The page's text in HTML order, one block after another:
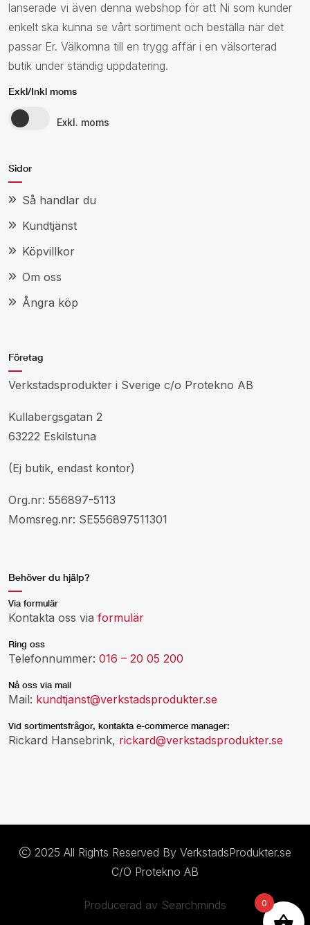
lanserade vi även denna webshop för att Ni som kunder
enkelt ska kunna se vårt sortiment och beställa när det
passar Er. Välkomna till en trygg affär i en välsorterad
butik under ständig uppdatering.
Exkl/Inkl moms
Exkl. moms
Sidor
Så handlar du
Kundtjänst
Köpvillkor
Om oss
Ångra köp
Företag
Verkstadsprodukter i Sverige c/o Protekno AB
Kullabergsgatan 2
63222 Eskilstuna
(Ej butik, endast kontor)
Org.nr: 556897-5113
Momsreg.nr: SE556897511301
Behöver du hjälp?
Via formulär
Kontakta oss via formulär
Ring oss
Telefonnummer: 016 – 20 05 200
Nå oss via mail
Mail: kundtjanst@verkstadsprodukter.se
Vid sortimentsfrågor, kontakta e-commerce manager:
Rickard Hansebrink, rickard@verkstadsprodukter.se
2025 All Rights Reserved By VerkstadsProdukter.se
C/O Protekno AB
Producerad av Searchminds 0